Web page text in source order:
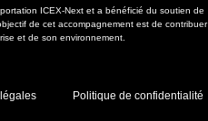
ICEX-Next et a bénéficié du soutien de
de cet accompagnement est de contribuer
et de son environnement.
Politique de confidentialité